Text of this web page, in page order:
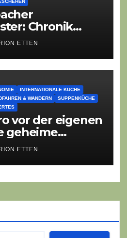
Chronik
ETTEN
INTERNATIONALE KÜCHE
& WANDERN
SUPPENKÜCHE
vor der eigenen
geheime
des
Eiche“
ETTEN